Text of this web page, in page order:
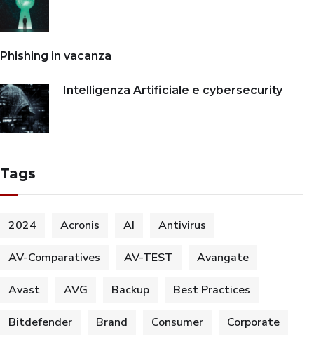
Phishing in vacanza
Intelligenza Artificiale e cybersecurity
Tags
2024 Acronis AI Antivirus
AV-Comparatives AV-TEST Avangate
Avast AVG Backup Best Practices
Bitdefender Brand Consumer Corporate